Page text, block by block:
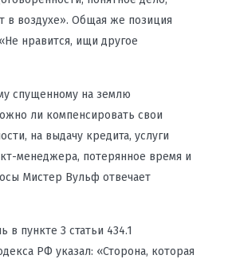
в воздухе». Общая же позиция
нравится, ищи другое
спущенному на землю
ли компенсировать свои
на выдачу кредита, услуги
менеджера, потерянное время и
Мистер Вульф отвечает
в пункте 3 статьи 434.1
РФ указал: «Сторона, которая